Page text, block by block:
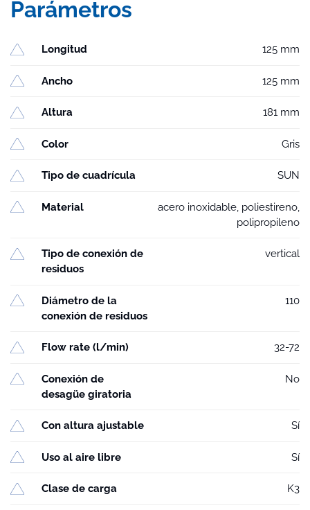
Parámetros
Longitud 125 mm
Ancho 125 mm
Altura 181 mm
Color Gris
Tipo de cuadrícula SUN
Material
acero inoxidable, poliestireno,
polipropileno
Tipo de conexión de
residuos
vertical
Diámetro de la
conexión de residuos
110
Flow rate (l/min) 32-72
Conexión de
desagüe giratoria
No
Con altura ajustable Sí
Uso al aire libre Sí
Clase de carga K3